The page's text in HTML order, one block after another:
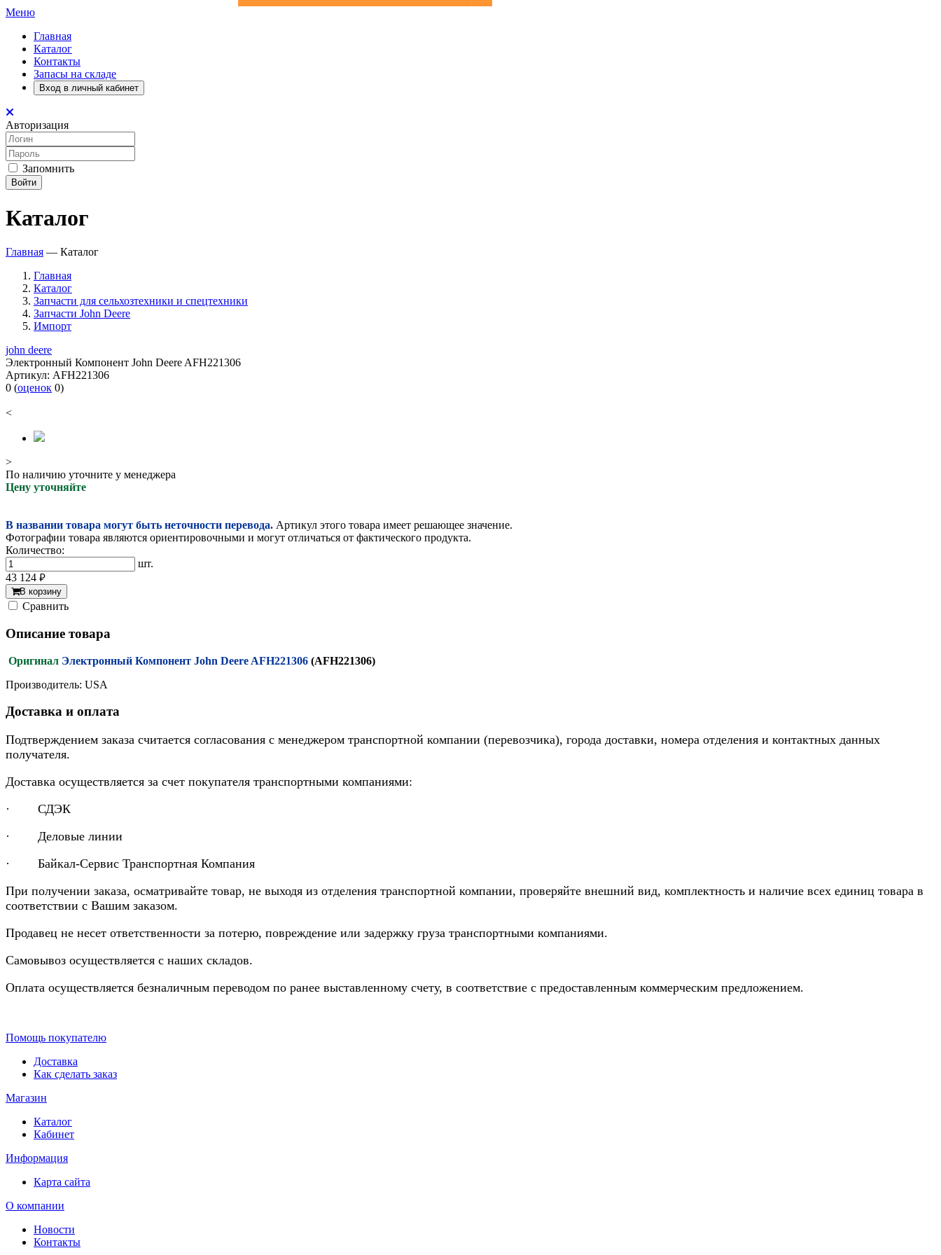
Меню
Главная
Каталог
Контакты
Запасы на складе
Вход в личный кабинет
Авторизация
Запомнить
Войти
Каталог
Главная — Каталог
Главная
Каталог
Запчасти для сельхозтехники и спецтехники
Запчасти John Deere
Импорт
john deere
Электронный Компонент John Deere AFH221306
Артикул: AFH221306
0 (оценок 0)
<
>
По наличию уточните у менеджера
Цену уточняйте
В названии товара могут быть неточности перевода. Артикул этого товара имеет решающее значение.
Фотографии товара являются ориентировочными и могут отличаться от фактического продукта.
Количество:
шт.
43 124 руб.
В корзину
Cравнить
Описание товара
Оригинал Электронный Компонент John Deere AFH221306 (AFH221306)
Производитель: USA
Доставка и оплата
Подтверждением заказа считается согласования с менеджером транспортной компании (перевозчика), города доставки, номера отделения и контактных данных
получателя.
Доставка осуществляется за счет покупателя транспортными компаниями:
· СДЭК
· Деловые линии
· Байкал-Сервис Транспортная Компания
При получении заказа, осматривайте товар, не выходя из отделения транспортной компании, проверяйте внешний вид, комплектность и наличие всех единиц товара в
соответствии с Вашим заказом.
Продавец не несет ответственности за потерю, повреждение или задержку груза транспортными компаниями.
Самовывоз осуществляется с наших складов.
Оплата осуществляется безналичным переводом по ранее выставленному счету, в соответствие с предоставленным коммерческим предложением.
Помощь покупателю
Доставка
Как сделать заказ
Магазин
Каталог
Кабинет
Информация
Карта сайта
О компании
Новости
Контакты